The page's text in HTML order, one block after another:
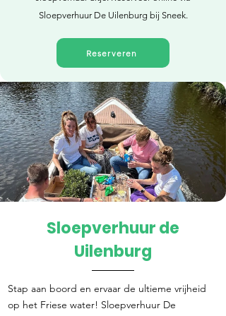
Sloepverhuur De Uilenburg bij Sneek.
Reserveren
Direct reserveren
Sloepverhuur de
Uilenburg
Stap aan boord en ervaar de ultieme vrijheid
op het Friese water! Sloepverhuur De